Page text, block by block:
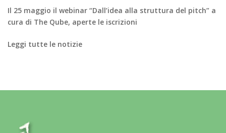
Il 25 maggio il webinar “Dall’idea alla struttura del pitch” a
cura di The Qube, aperte le iscrizioni
Leggi tutte le notizie